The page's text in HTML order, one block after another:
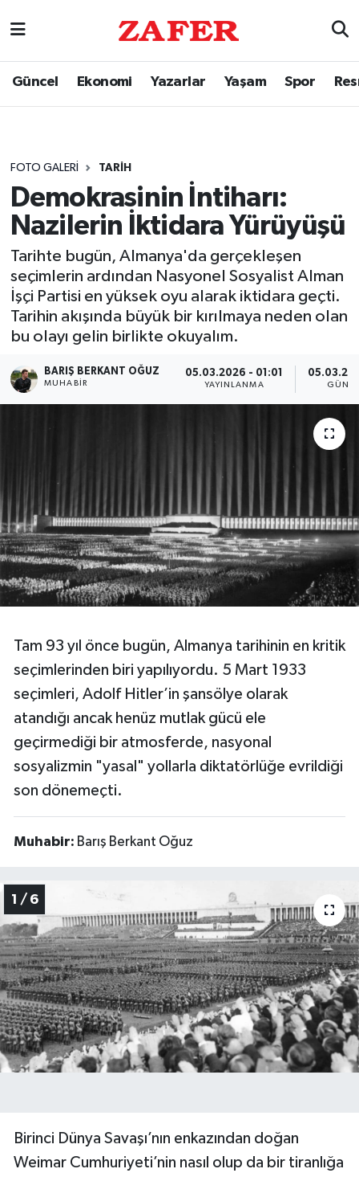
Güncel Ekonomi Yazarlar Yaşam Spor
FOTO GALERI TARIH
Demokrasinin İntiharı:
Nazilerin İktidara Yürüyüşü
Tarihte bugün, Almanya'da gerçekleşen
seçimlerin ardından Nasyonel Sosyalist Alman
İşçi Partisi en yüksek oyu alarak iktidara geçti.
Tarihin akışında büyük bir kırılmaya neden olan
bu olayı gelin birlikte okuyalım.
BARIŞ BERKANT OĞUZ
MUHABIR
05.03.2026 - 01:01
YAYINLANMA
Tam 93 yıl önce bugün, Almanya tarihinin en kritik
seçimlerinden biri yapılıyordu. 5 Mart 1933
seçimleri, Adolf Hitler’in şansölye olarak
atandığı ancak henüz mutlak gücü ele
geçirmediği bir atmosferde, nasyonal
sosyalizmin "yasal" yollarla diktatörlüğe evrildiği
son dönemeçti.
Muhabir: Barış Berkant Oğuz
1 / 6
Birinci Dünya Savaşı’nın enkazından doğan
Weimar Cumhuriyeti’nin nasıl olup da bir tiranlığa